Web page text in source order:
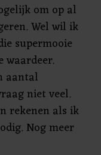
om op al
Wel wil ik
supermooie
waardeer.
aantal
niet veel.
rekenen als ik
Nog meer